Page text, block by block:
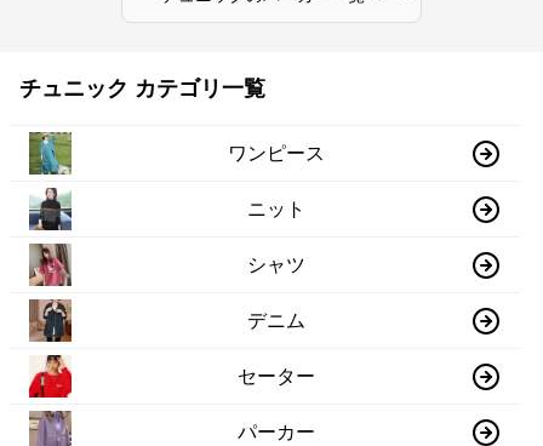
チュニック カテゴリ一覧
ワンピース
ニット
シャツ
デニム
セーター
パーカー